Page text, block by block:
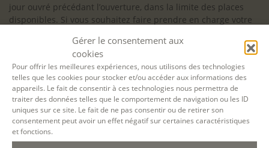
Gérer le consentement aux
cookies
Pour offrir les meilleures expériences, nous utilisons des technologies
telles que les cookies pour stocker et/ou accéder aux informations des
appareils. Le fait de consentir à ces technologies nous permettra de
traiter des données telles que le comportement de navigation ou les ID
uniques sur ce site. Le fait de ne pas consentir ou de retirer son
consentement peut avoir un effet négatif sur certaines caractéristiques
et fonctions.
jour ouvré précédant l’ouverture, dans la limite des places
disponibles. Si vous souhaitez faire prendre en charge votre
est à effectuer au plus tard un mois avant le début de la
NOS ATELIERS
Découverte
L’école d’écriture
La fabrique du manuscrit
Les stages pour artistes-auteurs
Se former à la biographie